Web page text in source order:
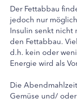
Der Fettabbau
jedoch nur
Insulin senkt nicht
den Fettabbau.
d.h. kein oder
Energie wird als
Die
Gemüse und/ oder